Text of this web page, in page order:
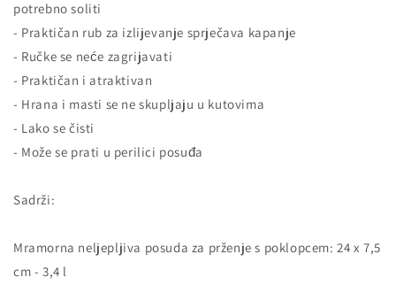
potrebno soliti
- Praktičan rub za izlijevanje sprječava kapanje
- Ručke se neće zagrijavati
- Praktičan i atraktivan
- Hrana i masti se ne skupljaju u kutovima
- Lako se čisti
- Može se prati u perilici posuđa
Sadrži:
Mramorna neljepljiva posuda za prženje s poklopcem: 24 x 7,5
cm - 3,4 l